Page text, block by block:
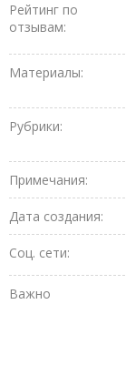
Рейтинг по
отзывам:
Материалы:
Рубрики:
Примечания:
Дата создания:
Соц. сети:
Важно